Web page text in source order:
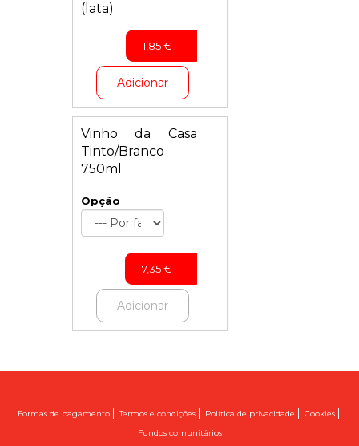
(lata)
1,85€
Adicionar
Vinho da Casa
Tinto/Branco
750ml
Opção
7,35€
Adicionar
Formas de pagamento|Termos e condições| Política de privacidade | Cookies|
Fundos comunitários